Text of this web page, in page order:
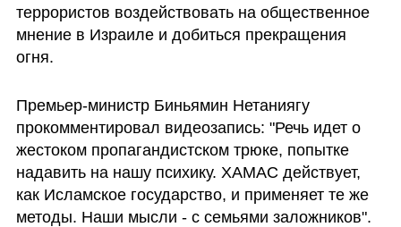
террористов воздействовать на общественное
мнение в Израиле и добиться прекращения
огня.
Премьер-министр Биньямин Нетаниягу
прокомментировал видеозапись: "Речь идет о
жестоком пропагандистском трюке, попытке
надавить на нашу психику. ХАМАС действует,
как Исламское государство, и применяет те же
методы. Наши мысли - с семьями заложников".